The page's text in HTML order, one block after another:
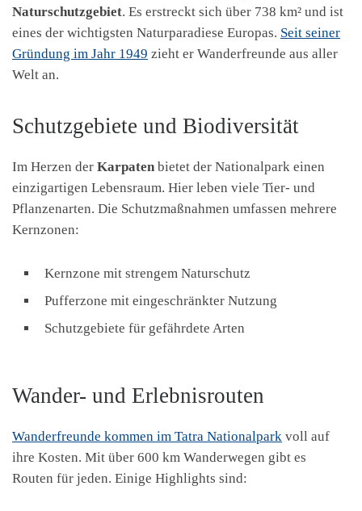
Naturschutzgebiet. Es erstreckt sich über 738 km² und ist
eines der wichtigsten Naturparadiese Europas. Seit seiner
Gründung im Jahr 1949 zieht er Wanderfreunde aus aller
Welt an.
Schutzgebiete und Biodiversität
Im Herzen der Karpaten bietet der Nationalpark einen
einzigartigen Lebensraum. Hier leben viele Tier- und
Pflanzenarten. Die Schutzmaßnahmen umfassen mehrere
Kernzonen:
Kernzone mit strengem Naturschutz
Pufferzone mit eingeschränkter Nutzung
Schutzgebiete für gefährdete Arten
Wander- und Erlebnisrouten
Wanderfreunde kommen im Tatra Nationalpark voll auf
ihre Kosten. Mit über 600 km Wanderwegen gibt es
Routen für jeden. Einige Highlights sind: